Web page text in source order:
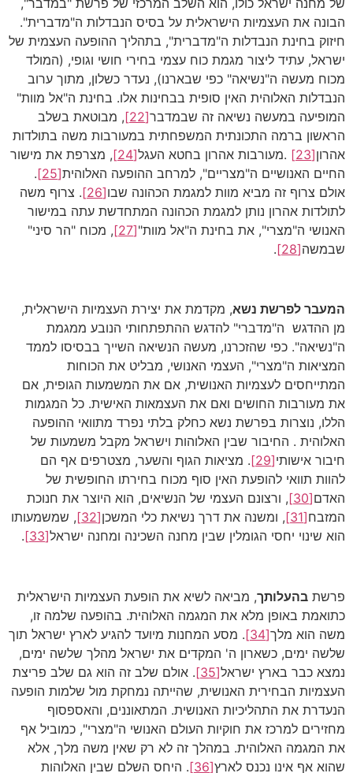
הבונה את העצמיות הישראלית על בסיס הנבדלות ה"מדברית".
חיזוק בחינת הנבדלות ה"מדברית", בתהליך ההופעה העצמית של
ישראל, עתיד ליצור מגמת כוח עצמי בחירי חושי וגופי, (המולד
מכוח מעשה ה"נשיאה" כפי שבארנו), נעדר כשלון, מתוך ערוב
הנבדלות האלוהית האין סופית בבחינות אלו. בחינת ה"אל מוות"
המופיעה במעשה נשיאה זה שבמדבר[22]
, מבוטאת בשלב
הראשון ברמה התכונתית המשפחתית במעורבות משה בתולדות
אהרון[23] .מעורבות אהרון בחטא העגל[24]
, מצרפת את מישור
החיים האנושיים ה"מצריים", למרחב ההופעה האלוהית[25]
.
אולם צרוף זה מביא מוות למגמת הכהונה שבו[26]
. צרוף משה
לתולדות אהרון נותן למגמת הכהונה המתחדשת עתה במישור
האנושי ה"מצרי", את בחינת ה"אל מוות"[27]
, מכוח "הר סיני"
שבמשה[28]
.
המעבר לפרשת נשא, מקדמת את יצירת העצמיות הישראלית,
מן ההדגש ה"מדברי" להדגש ההתפתחותי הנובע ממגמת
ה"נשיאה". כפי שהזכרנו, מעשה הנשיאה השייך בבסיסו לממד
המציאות ה"מצרי", העצמי האנושי, מבליט את הכוחות
המתייחסים לעצמיות האנושית, אם את המשמעות הגופית, אם
את מעורבות החושים ואם את העצמאות האישית. כל המגמות
הללו, נוצרות בפרשת נשא כחלק בלתי נפרד מתוואי ההופעה
האלוהית . החיבור שבין האלוהות וישראל מקבל משמעות של
חיבור אישותי[29]
. מציאות הגוף והשער, מצטרפים אף הם
להוות תוואי להופעת האין סוף מכוח בחירתו החופשית של
האדם[30]
, ורצונם העצמי של הנשיאים, הוא היוצר את חנוכת
המזבח[31] , ומשנה את דרך נשיאת כלי המשכן[32]
, שמשמעותו
הוא שינוי יחסי הגומלין שבין מחנה השכינה ומחנה ישראל[33]
.
פרשת בהעלותך, מביאה לשיא את הופעת העצמיות הישראלית
כתואמת באופן מלא את המגמה האלוהית. בהופעה שלמה זו,
משה הוא מלך[34]
. מסע המחנות מיועד להגיע לארץ ישראל תוך
שלשה ימים, כשארון ה' המקדים את ישראל מהלך שלשה ימים,
נמצא כבר בארץ ישראל[35]
. אולם שלב זה הוא גם שלב פריצת
העצמיות הבחירית האנושית, שהייתה נמחקת מול שלמות הופעה
הנעדרת את התהליכיות האנושית. המתאוננים, והאספסוף
מחזירים למרכז את חוקיות העולם האנושי ה"מצרי", כמוביל אף
את המגמה האלוהית. במהלך זה לא רק שאין משה מלך, אלא
שהוא אף אינו נכנס לארץ[36]
. היחס השלם שבין האלוהות